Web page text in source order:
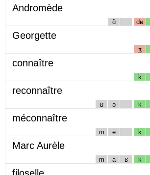
Andromède
ɑ̃ dʁ
Georgette
ʒ
connaître
k
reconnaître
ʁ ə k
méconnaître
m e k
Marc Aurèle
m a ʁ k
filoselle